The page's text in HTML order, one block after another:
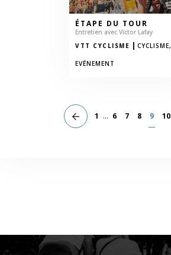
ÉTAPE DU TOUR
Entretien avec Victor Lafay
VTT CYCLISME | CYCLISME,
EVÉNEMENT
1 ... 6 7 8 9 10